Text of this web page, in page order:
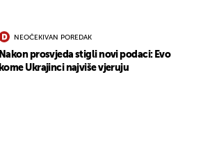
NEOČEKIVAN POREDAK
Nakon prosvjeda stigli novi podaci: Evo
kome Ukrajinci najviše vjeruju